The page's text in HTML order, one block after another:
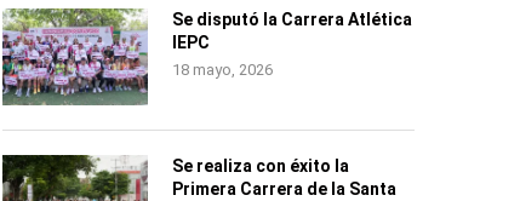
Se disputó la Carrera Atlética
IEPC
18 mayo, 2026
Se realiza con éxito la
Primera Carrera de la Santa